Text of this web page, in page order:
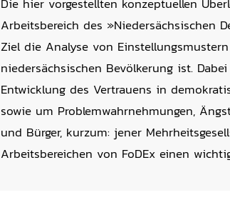
Arbeitsbereich des »Niedersächsischen
Ziel die Analyse von
niedersächsischen Bevölkerung ist.
Entwicklung des Vertrauens in
sowie um Problemwahrnehmungen,
und Bürger, kurzum: jener
Arbeitsbereichen von FoDEx einen